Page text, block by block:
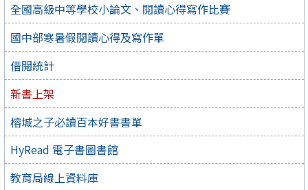
全國高級中等學校小論文、閱讀心得寫作比賽
國中部寒暑假閱讀心得及寫作單
借閱統計
新書上架
榕城之子必讀百本好書書單
HyRead 電子書圖書館
教育局線上資料庫